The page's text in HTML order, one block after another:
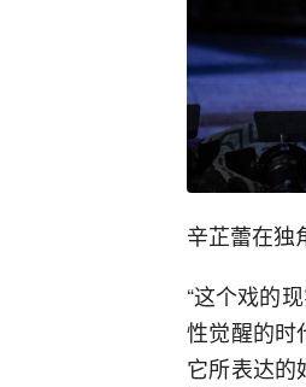
辛芷蕾在独
“这个戏的
性觉醒的时
它所表达的